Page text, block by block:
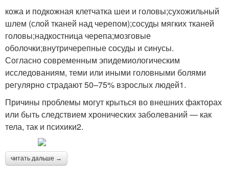
кожа и подкожная клетчатка шеи и головы;сухожильный
шлем (слой тканей над черепом);сосуды мягких тканей
головы;надкостница черепа;мозговые
оболочки;внутричерепные сосуды и синусы.
Согласно современным эпидемиологическим
исследованиям, теми или иными головными болями
регулярно страдают 50–75% взрослых людей1.
Причины проблемы могут крыться во внешних факторах
или быть следствием хронических заболеваний — как
тела, так и психики2.
читать дальше →